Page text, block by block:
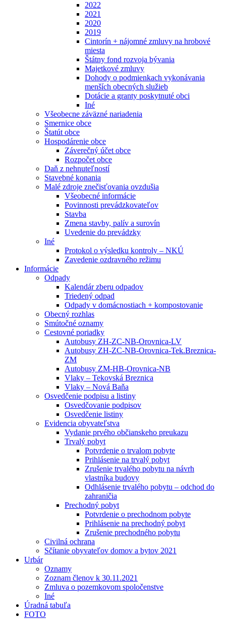
2022
2021
2020
2019
Cintorín + nájomné zmluvy na hrobové
miesta
Štátny fond rozvoja bývania
Majetkové zmluvy
Dohody o podmienkach vykonávania
menších obecných služieb
Dotácie a granty poskytnuté obci
Iné
Všeobecne záväzné nariadenia
Smernice obce
Štatút obce
Hospodárenie obce
Záverečný účet obce
Rozpočet obce
Daň z nehnuteľností
Stavebné konania
Malé zdroje znečisťovania ovzdušia
Všeobecné informácie
Povinnosti prevádzkovateľov
Stavba
Zmena stavby, palív a surovín
Uvedenie do prevádzky
Iné
Protokol o výsledku kontroly – NKÚ
Zavedenie ozdravného režimu
Informácie
Odpady
Kalendár zberu odpadov
Triedený odpad
Odpady v domácnostiach + kompostovanie
Obecný rozhlas
Smútočné oznamy
Cestovné poriadky
Autobusy ZH-ZC-NB-Orovnica-LV
Autobusy ZH-ZC-NB-Orovnica-Tek.Breznica-
ZM
Autobusy ZM-HB-Orovnica-NB
Vlaky – Tekovská Breznica
Vlaky – Nová Baňa
Osvedčenie podpisu a listiny
Osvedčovanie podpisov
Osvedčenie listiny
Evidencia obyvateľstva
Vydanie prvého občianskeho preukazu
Trvalý pobyt
Potvrdenie o trvalom pobyte
Prihlásenie na trvalý pobyt
Zrušenie trvalého pobytu na návrh
vlastníka budovy
Odhlásenie trvalého pobytu – odchod do
zahraničia
Prechodný pobyt
Potvrdenie o prechodnom pobyte
Prihlásenie na prechodný pobyt
Zrušenie prechodného pobytu
Civilná ochrana
Sčítanie obyvateľov domov a bytov 2021
Urbár
Oznamy
Zoznam členov k 30.11.2021
Zmluva o pozemkovom spoločenstve
Iné
Úradná tabuľa
FOTO